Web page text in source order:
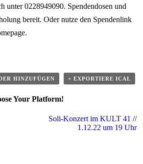
unter 0228949090. Spendendosen und
bereit. Oder nutze den Spendenlink
HINZUFÜGEN + EXPORTIERE ICAL
Your Platform!
Soli-Konzert im KULT 41 //
1.12.22 um 19 Uhr